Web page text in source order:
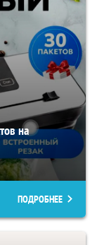
на
ПОДРОБНЕЕ